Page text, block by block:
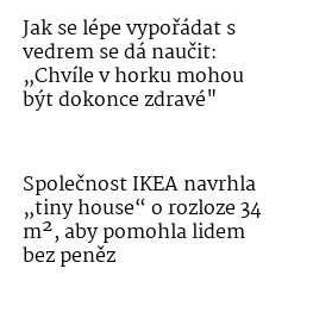
Jak se lépe vypořádat s
vedrem se dá naučit:
„Chvíle v horku mohou
být dokonce zdravé"
Společnost IKEA navrhla
„tiny house“ o rozloze 34
m², aby pomohla lidem
bez peněz